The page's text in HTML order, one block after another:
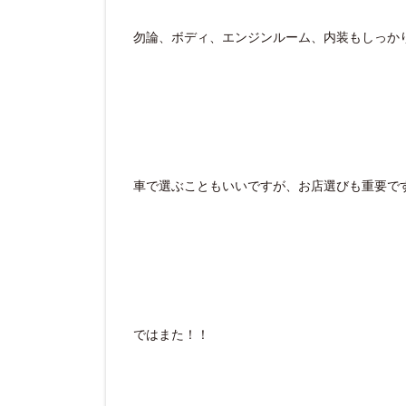
勿論、ボディ、エンジンルーム、内装もしっか
車で選ぶこともいいですが、お店選びも重要で
ではまた！！